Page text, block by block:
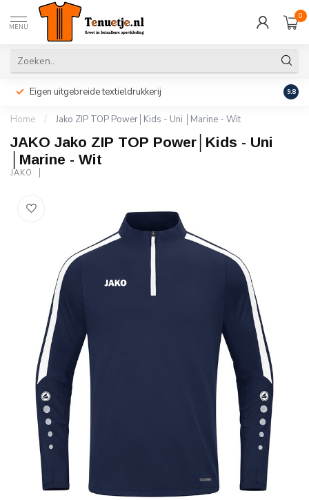
MENU
0
Eigen uitgebreide textieldrukkerij 9.8
Home / Jako ZIP TOP Power│Kids - Uni │Marine - Wit
JAKO Jako ZIP TOP Power│Kids - Uni
│Marine - Wit
JAKO